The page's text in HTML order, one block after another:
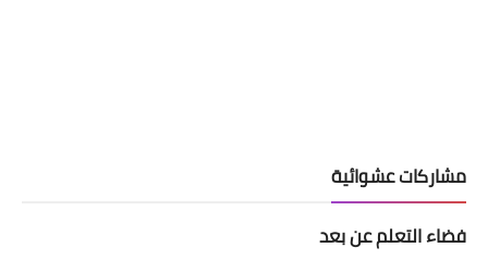
مشاركات عشوائية
فضاء التعلم عن بعد